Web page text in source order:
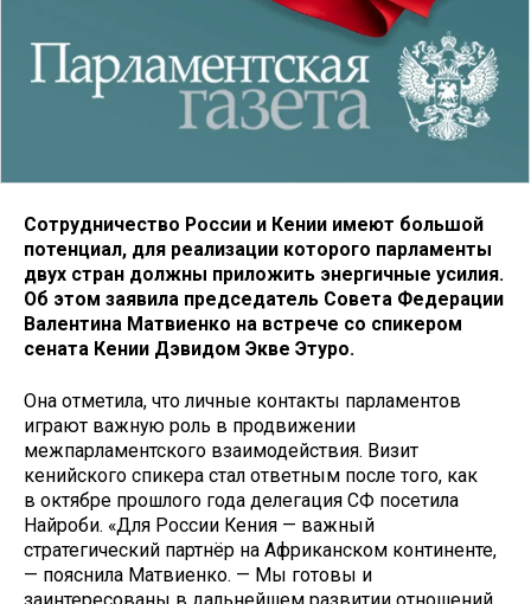
Сотрудничество России и Кении имеют большой
потенциал, для реализации которого парламенты
двух стран должны приложить энергичные усилия.
Об этом заявила председатель Совета Федерации
Валентина Матвиенко на встрече со спикером
сената Кении Дэвидом Экве Этуро.
Она отметила, что личные контакты парламентов
играют важную роль в продвижении
межпарламентского взаимодействия. Визит
кенийского спикера стал ответным после того, как
в октябре прошлого года делегация СФ посетила
Найроби. «Для России Кения — важный
стратегический партнёр на Африканском континенте,
— пояснила Матвиенко. — Мы готовы и